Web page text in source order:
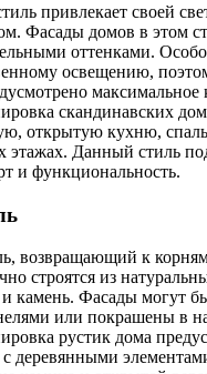
привлекает своей
Фасады домов в этом
оттенками.
освещению,
максимальное
скандинавских
открытую кухню,
этажах. Данный стиль
и функциональность.
возвращающий к
строятся из
и камень. Фасады могут
или покрашены в
рустик дома
деревянными